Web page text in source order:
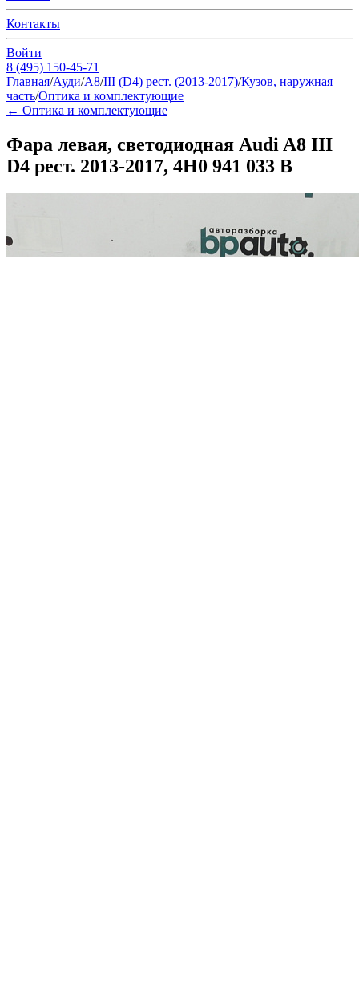
Контакты
Войти
8 (495) 150-45-71
Главная/Ауди/A8/III (D4) рест. (2013-2017)/Кузов, наружная
часть/Оптика и комплектующие
← Оптика и комплектующие
Фара левая, светодиодная Audi A8 III
D4 рест. 2013-2017, 4H0 941 033 B